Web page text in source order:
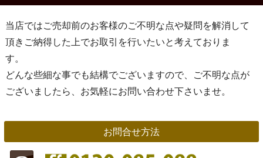
当店ではご売却前のお客様のご不明な点や疑問を解消して
頂きご納得した上でお取引を行いたいと考えておりま
す。
どんな些細な事でも結構でございますので、ご不明な点が
ございましたら、お気軽にお問い合わせ下さいませ。
お問合せ方法